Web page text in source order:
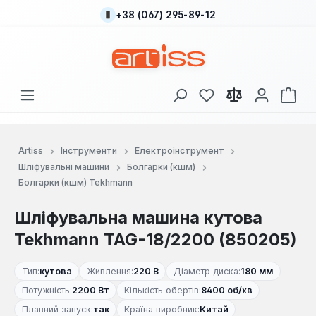
Перейти до основного вмісту
+38 (067) 295-89-12
У вас є 0 у списку
Artiss Інструменти
Електроінструмент
Шліфувальні машини
Болгарки (кшм)
Болгарки (кшм) Tekhmann
Шліфувальна машина кутова
Tekhmann TAG-18/2200 (850205)
Тип:кутова Живлення:220 В Діаметр диска:180 мм
Потужність:2200 Вт Кількість обертів:8400 об/хв
Плавний запуск:так Країна виробник:Китай